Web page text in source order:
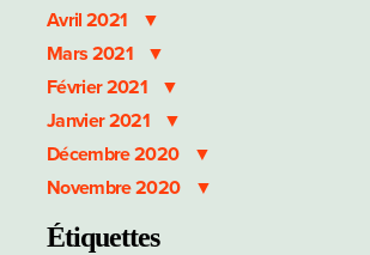
Avril 2021
Mars 2021
Février 2021
Janvier 2021
Décembre 2020
Novembre 2020
Étiquettes